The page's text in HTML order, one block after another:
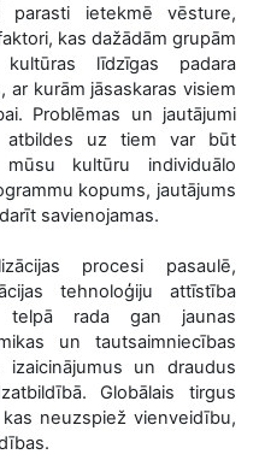
ietekmē vēsture,
kas dažādām grupām
līdzīgas padara
ar kurām jāsaskaras visiem
Problēmas un jautājumi
uz tiem var būt
kultūru individuālo
kopums, jautājums
savienojamas.
procesi pasaulē,
tehnoloģiju attīstība
telpā rada gan jaunas
un tautsaimniecības
un draudus
Globālais tirgus
neuzspiež vienveidību,